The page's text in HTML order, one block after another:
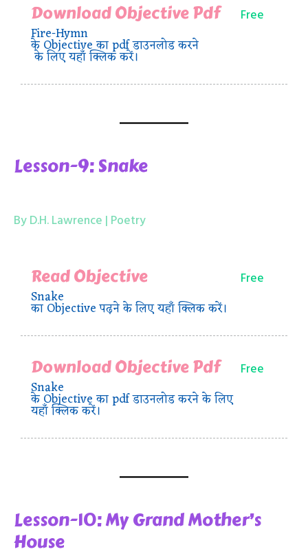
Download Objective Pdf
Fire-Hymn
के Objective का pdf डाउनलोड करने
के लिए यहाँ क्लिक करें।
Free
Lesson-9: Snake
By D.H. Lawrence | Poetry
Read Objective
Snake
का Objective पढ़ने के लिए यहाँ क्लिक करें।
Free
Download Objective Pdf
Snake
के Objective का pdf डाउनलोड करने के लिए
यहाँ क्लिक करें।
Free
Lesson-10: My Grand Mother’s
House